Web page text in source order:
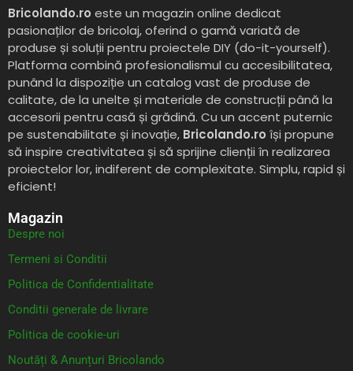
Bricolando.ro este un magazin online dedicat
pasionaților de bricolaj, oferind o gamă variată de
produse și soluții pentru proiectele DIY (do-it-yourself).
Platforma combină profesionalismul cu accesibilitatea,
punând la dispoziție un catalog vast de produse de
calitate, de la unelte și materiale de construcții până la
accesorii pentru casă și grădină. Cu un accent puternic
pe sustenabilitate și inovație, Bricolando.ro își propune
să inspire creativitatea și să sprijine clienții în realizarea
proiectelor lor, indiferent de complexitate. Simplu, rapid și
eficient!
Magazin
Despre noi
Termeni si Conditii
Politica de Confidentialitate
Conditii generale de livrare
Politica de cookie-uri
Noutăți & Anunțuri Bricolando